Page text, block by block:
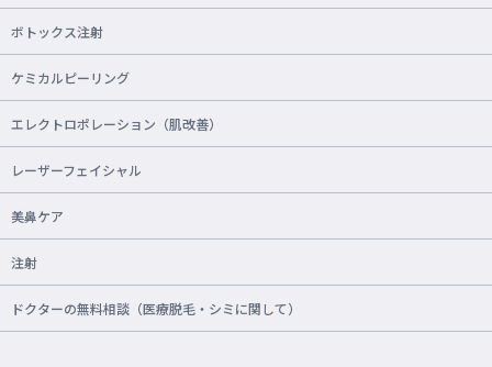
ボトックス注射
ケミカルピーリング
エレクトロポレーション（肌改善）
レーザーフェイシャル
美鼻ケア
注射
ドクターの無料相談（医療脱毛・シミに関して）